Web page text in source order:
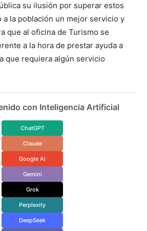
su ilusión por superar estos
la población un mejor servicio y
que al oficina de Turismo se
a la hora de prestar ayuda a
que requiera algún servicio
con Inteligencia Artificial
ChatGPT
Claude
Google AI
Gemini
Grok
Perplexity
DeepSeek